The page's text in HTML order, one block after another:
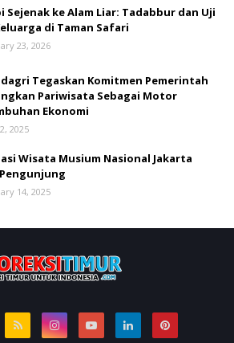
Sejenak ke Alam Liar: Tadabbur dan Uji
di Taman Safari
23, 2026
Tegaskan Komitmen Pemerintah
Pariwisata Sebagai Motor
Ekonomi
2025
Wisata Musium Nasional Jakarta
14, 2025